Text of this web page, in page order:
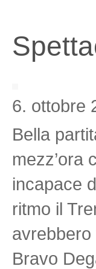
6. ottobre
Bella
mezz’ora
incapace
ritmo il
Bravo